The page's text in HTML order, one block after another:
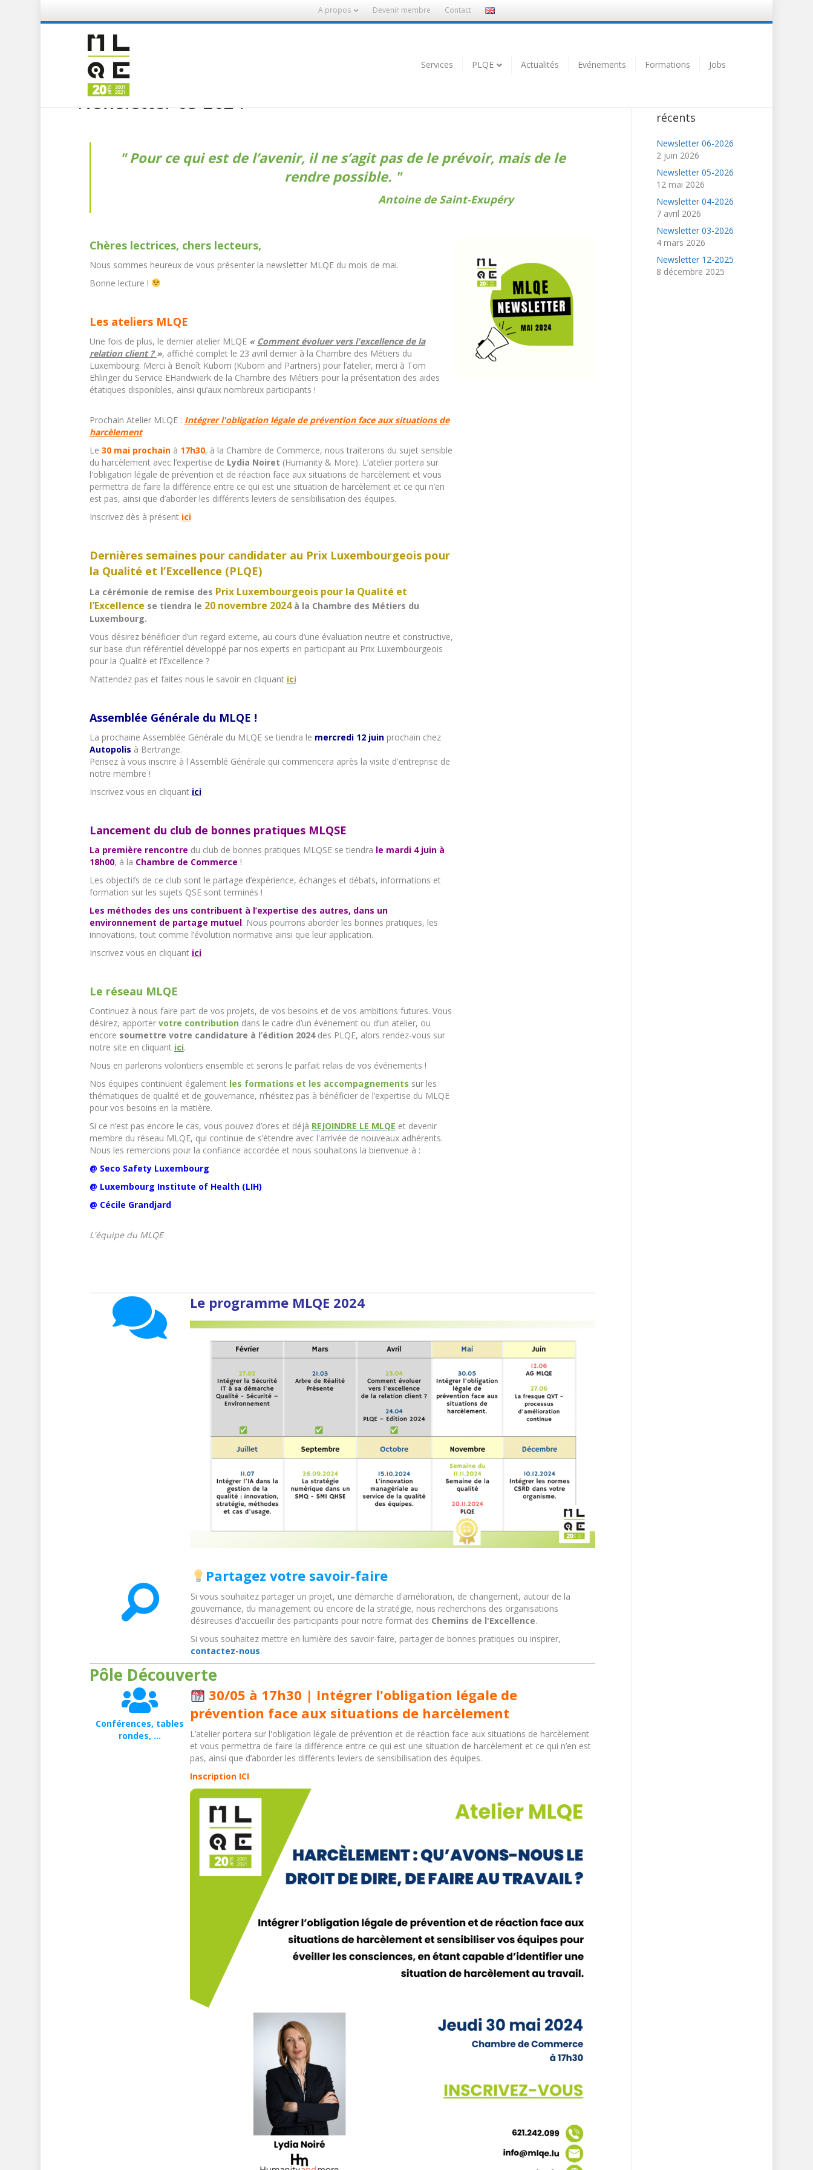
A propos Devenir membre Contact
Services PLQE Actualités Evénements Formations Jobs
Newsletter 05-2024
Pour ce qui est de l’avenir, il ne s’agit pas de le prévoir, mais de le
rendre possible.
Antoine de Saint-Exupéry
Chères lectrices, chers lecteurs,
Nous sommes heureux de vous présenter la newsletter MLQE du mois de mai.
Bonne lecture !
Les ateliers MLQE
Une fois de plus, le dernier atelier MLQE « Comment évoluer vers l'excellence de la
relation client ?», affiché complet le 23 avril dernier à la Chambre des Métiers du
Luxembourg. Merci à Benoît Kuborn (Kuborn and Partners) pour l’atelier, merci à Tom
Ehlinger du Service EHandwierk de la Chambre des Métiers pour la présentation des aides
étatiques disponibles, ainsi qu’aux nombreux participants !
Prochain Atelier MLQE : Intégrer l'obligation légale de prévention face aux situations de
harcèlement
Le 30 mai prochain à 17h30, à la Chambre de Commerce, nous traiterons du sujet sensible
du harcèlement avec l’expertise de Lydia Noiret (Humanity & More). L’atelier portera sur
l'obligation légale de prévention et de réaction face aux situations de harcèlement et vous
permettra de faire la différence entre ce qui est une situation de harcèlement et ce qui n’en
est pas, ainsi que d’aborder les différents leviers de sensibilisation des équipes.
Inscrivez dès à présent ici
Dernières semaines pour candidater au Prix Luxembourgeois pour
la Qualité et l’Excellence (PLQE)
La cérémonie de remise des Prix Luxembourgeois pour la Qualité et
l’Excellence se tiendra le 20 novembre 2024 à la Chambre des Métiers du
Luxembourg.
Vous désirez bénéficier d’un regard externe, au cours d’une évaluation neutre et constructive,
sur base d’un référentiel développé par nos experts en participant au Prix Luxembourgeois
pour la Qualité et l’Excellence ?
N’attendez pas et faites nous le savoir en cliquant ici
Assemblée Générale du MLQE !
La prochaine Assemblée Générale du MLQE se tiendra le mercredi 12 juinprochain chez
Autopolis à Bertrange.
Pensez à vous inscrire à l'Assemblé Générale qui commencera après la visite d'entreprise de
notre membre !
Inscrivez vous en cliquant ici
Lancement du club de bonnes pratiques MLQSE
La première rencontre du club de bonnes pratiques MLQSE se tiendra le mardi 4 juin à
18h00, à la Chambre de Commerce !
Les objectifs de ce club sont le partage d’expérience, échanges et débats, informations et
formation sur les sujets QSE sont terminés !
Les méthodes des uns contribuent à l’expertise des autres, dans un
environnement de partage mutuel. Nous pourrons aborder les bonnes pratiques, les
innovations, tout comme l’évolution normative ainsi que leur application.
Inscrivez vous en cliquant ici
Le réseau MLQE
Continuez à nous faire part de vos projets, de vos besoins et de vos ambitions futures. Vous
désirez, apporter votre contribution dans le cadre d’un événement ou d’un atelier, ou
encore soumettre votre candidature à l’édition 2024des PLQE, alors rendez-vous sur
notre site en cliquant ici.
Nous en parlerons volontiers ensemble et serons le parfait relais de vos événements !
Nos équipes continuent également les formations et les accompagnements sur les
thématiques de qualité et de gouvernance, n’hésitez pas à bénéficier de l’expertise du MLQE
pour vos besoins en la matière.
Si ce n’est pas encore le cas, vous pouvez d’ores et déjà REJOINDRE LE MLQE et devenir
membre du réseau MLQE, qui continue de s’étendre avec l'arrivée de nouveaux adhérents.
Nous les remercions pour la confiance accordée et nous souhaitons la bienvenue à :
@ Seco Safety Luxembourg
@ Luxembourg Institute of Health (LIH)
@ Cécile Grandjard
L'équipe du MLQE
Le programme MLQE 2024
Partagez votre savoir-faire
Si vous souhaitez partager un projet, une démarche d'amélioration, de changement, autour de la
gouvernance, du management ou encore de la stratégie, nous recherchons des organisations
désireuses d'accueillir des participants pour notre format des Chemins de l'Excellence.
Si vous souhaitez mettre en lumière des savoir-faire, partager de bonnes pratiques ou inspirer,
contactez-nous.
Pôle Découverte
Conférences, tables
rondes, ...
30/05 à 17h30 | Intégrer l'obligation légale de
prévention face aux situations de harcèlement
L’atelier portera sur l'obligation légale de prévention et de réaction face aux situations de harcèlement
et vous permettra de faire la différence entre ce qui est une situation de harcèlement et ce qui n’en est
pas, ainsi que d’aborder les différents leviers de sensibilisation des équipes.
Inscription ICI
récents
Newsletter 06-2026
2 juin 2026
Newsletter 05-2026
12 mai 2026
Newsletter 04-2026
7 avril 2026
Newsletter 03-2026
4 mars 2026
Newsletter 12-2025
8 décembre 2025